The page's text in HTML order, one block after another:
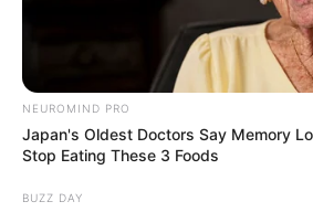
NEUROMIND PRO
Japan's Oldest Doctors Say Memory
Stop Eating These 3 Foods
BUZZ DAY